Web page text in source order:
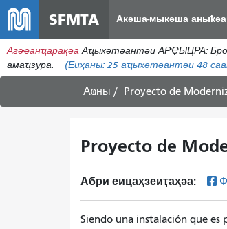
SFMTA Акәша-мыкәша
Агәҽанҵарақәа Аҵыхәтәантәи АРҾЫЦРА:
амаҵзура.
(Еиҳаны: 25 аҵыхәтәантәи 48
Аҩны Proyecto de
Proyecto de
Абри еицаҳзеиҭаҳәа:
Siendo una instalación que